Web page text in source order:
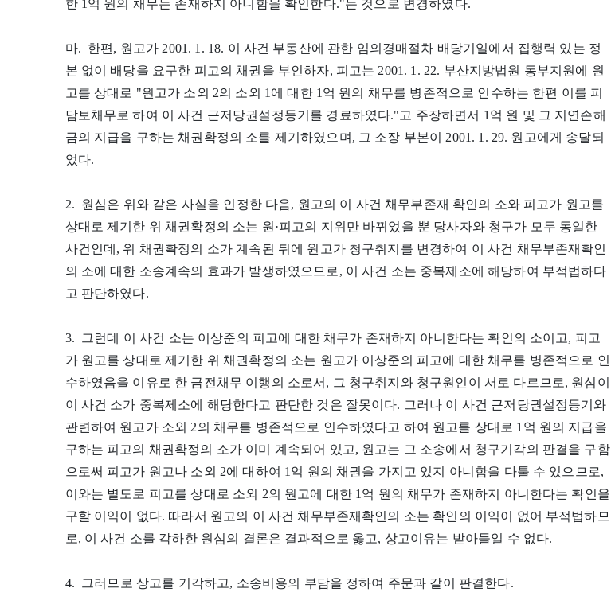
한 1억 원의 채무는 존재하지 아니함을 확인한다."는 것으로 변경하였다.
마. 한편, 원고가 2001. 1. 18. 이 사건 부동산에 관한 임의경매절차 배당기일에서 집행력 있는 정
본 없이 배당을 요구한 피고의 채권을 부인하자, 피고는 2001. 1. 22. 부산지방법원 동부지원에 원
고를 상대로 "원고가 소외 2의 소외 1에 대한 1억 원의 채무를 병존적으로 인수하는 한편 이를 피
담보채무로 하여 이 사건 근저당권설정등기를 경료하였다."고 주장하면서 1억 원 및 그 지연손해
금의 지급을 구하는 채권확정의 소를 제기하였으며, 그 소장 부본이 2001. 1. 29. 원고에게 송달되
었다.
2. 원심은 위와 같은 사실을 인정한 다음, 원고의 이 사건 채무부존재 확인의 소와 피고가 원고를
상대로 제기한 위 채권확정의 소는 원·피고의 지위만 바뀌었을 뿐 당사자와 청구가 모두 동일한
사건인데, 위 채권확정의 소가 계속된 뒤에 원고가 청구취지를 변경하여 이 사건 채무부존재확인
의 소에 대한 소송계속의 효과가 발생하였으므로, 이 사건 소는 중복제소에 해당하여 부적법하다
고 판단하였다.
3. 그런데 이 사건 소는 이상준의 피고에 대한 채무가 존재하지 아니한다는 확인의 소이고, 피고
가 원고를 상대로 제기한 위 채권확정의 소는 원고가 이상준의 피고에 대한 채무를 병존적으로 인
수하였음을 이유로 한 금전채무 이행의 소로서, 그 청구취지와 청구원인이 서로 다르므로, 원심이
이 사건 소가 중복제소에 해당한다고 판단한 것은 잘못이다. 그러나 이 사건 근저당권설정등기와
관련하여 원고가 소외 2의 채무를 병존적으로 인수하였다고 하여 원고를 상대로 1억 원의 지급을
구하는 피고의 채권확정의 소가 이미 계속되어 있고, 원고는 그 소송에서 청구기각의 판결을 구함
으로써 피고가 원고나 소외 2에 대하여 1억 원의 채권을 가지고 있지 아니함을 다툴 수 있으므로,
이와는 별도로 피고를 상대로 소외 2의 원고에 대한 1억 원의 채무가 존재하지 아니한다는 확인을
구할 이익이 없다. 따라서 원고의 이 사건 채무부존재확인의 소는 확인의 이익이 없어 부적법하므
로, 이 사건 소를 각하한 원심의 결론은 결과적으로 옳고, 상고이유는 받아들일 수 없다.
4. 그러므로 상고를 기각하고, 소송비용의 부담을 정하여 주문과 같이 판결한다.